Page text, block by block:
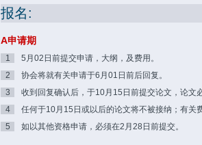
报名:
A申请期
1
5月02日前提交申请，大纲，及费用。
2
协会将就有关申请于6月01日前后回复。
3
收到回复确认后，于10月15日前提交论文，论文
4
任何于10月15日或以后的论文将不被接纳；有关
5
如以其他资格申请，必须在2月28日前提交。